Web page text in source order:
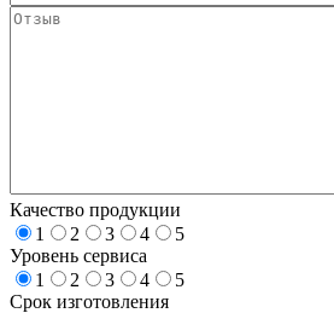
Качество продукции
1
2 3 4
5
Уровень сервиса
1
2 3 4
5
Срок изготовления